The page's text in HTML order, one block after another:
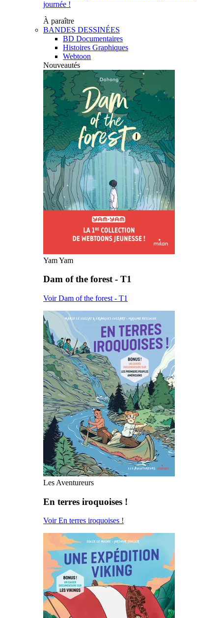
journée !
À paraître
BANDES DESSINÉES
BD Documentaires
Histoires Graphiques
Webtoon
Nouveautés
Yam Yam
Dam of the forest - T1
Voir Dam of the forest - T1
Les Aventureurs
En terres iroquoises !
Voir En terres iroquoises !